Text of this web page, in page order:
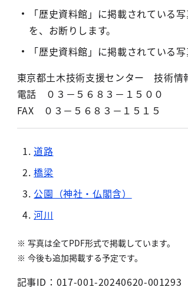
「歴史資料館」に掲載されている
を、お断りします。
「歴史資料館」に掲載されている
東京都土木技術支援センター 技術情
電話 ０３－５６８３－１５００
FAX ０３－５６８３－１５１５
道路
橋梁
公園（神社・仏閣含）
河川
写真は全てPDF形式で掲載しています。
今後も追加掲載する予定です。
記事ID：017-001-20240620-001293